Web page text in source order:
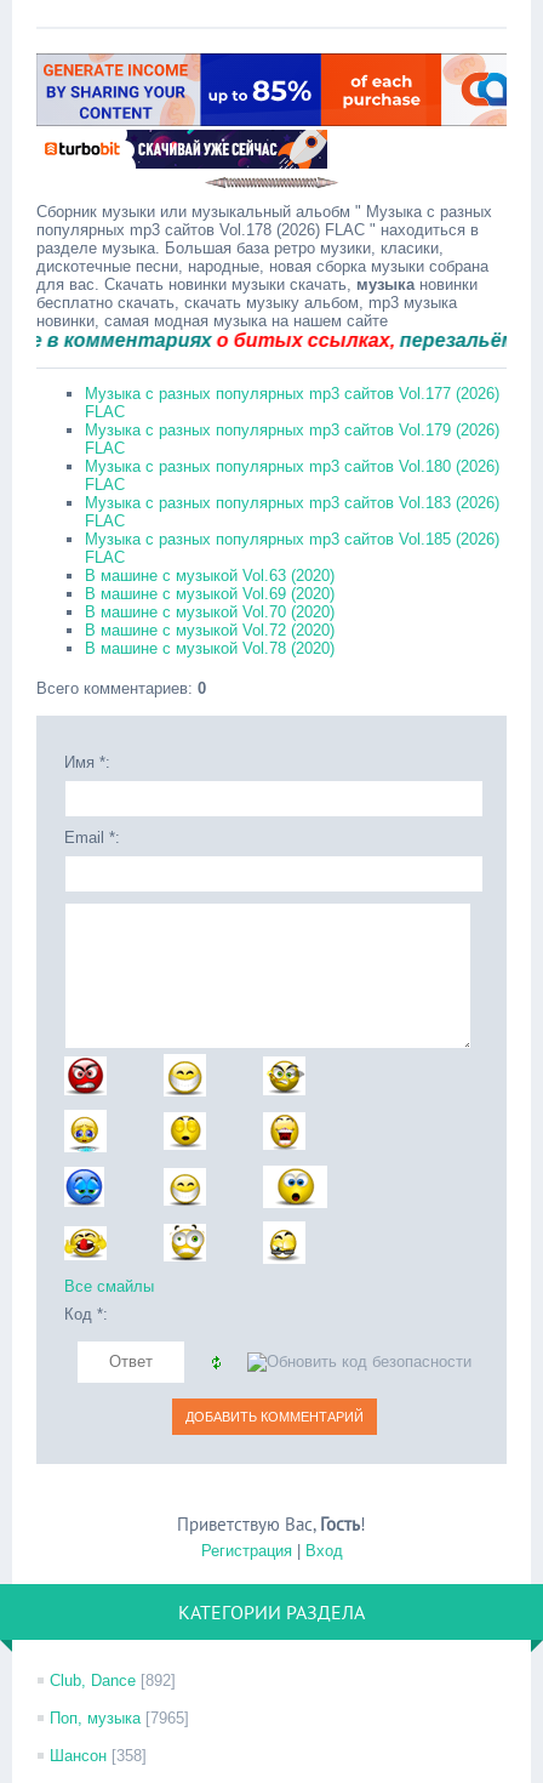
Сборник музыки или музыкальный альобм " Музыка с разных
популярных mp3 сайтов Vol.178 (2026) FLAC " находиться в
разделе музыка. Большая база ретро музики, класики,
дискотечные песни, народные, новая сборка музыки собрана
для вас. Скачать новинки музыки скачать, музыкановинки
бесплатно скачать, скачать музыку альбом, mp3 музыка
новинки, самая модная музыка на нашем сайте
комментарияхо битых ссылках,перезальём
Музыка с разных популярных mp3 сайтов Vol.177 (2026)
FLAC
Музыка с разных популярных mp3 сайтов Vol.179 (2026)
FLAC
Музыка с разных популярных mp3 сайтов Vol.180 (2026)
FLAC
Музыка с разных популярных mp3 сайтов Vol.183 (2026)
FLAC
Музыка с разных популярных mp3 сайтов Vol.185 (2026)
FLAC
В машине с музыкой Vol.63 (2020)
В машине с музыкой Vol.69 (2020)
В машине с музыкой Vol.70 (2020)
В машине с музыкой Vol.72 (2020)
В машине с музыкой Vol.78 (2020)
Всего комментариев: 0
Имя *:
Email *:
Все смайлы
Код *:
Приветствую Вас, Гость!
Регистрация| Вход
КАТЕГОРИИ РАЗДЕЛА
Club, Dance [892]
Поп, музыка [7965]
Шансон [358]